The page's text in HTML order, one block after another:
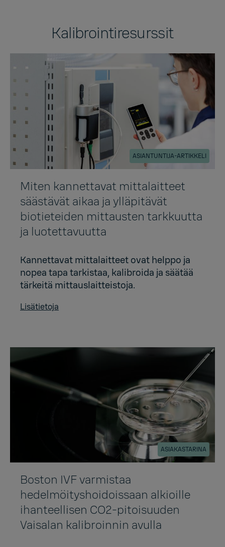
Kalibrointiresurssit
ASIANTUNTIJA-ARTIKKELI
Miten kannettavat mittalaitteet
säästävät aikaa ja ylläpitävät
biotieteiden mittausten tarkkuutta
ja luotettavuutta
Kannettavat mittalaitteet ovat helppo ja
nopea tapa tarkistaa, kalibroida ja säätää
tärkeitä mittauslaitteistoja.
Lisätietoja
ASIAKASTARINA
Boston IVF varmistaa
hedelmöityshoidoissaan alkioille
ihanteellisen CO2-pitoisuuden
Vaisalan kalibroinnin avulla